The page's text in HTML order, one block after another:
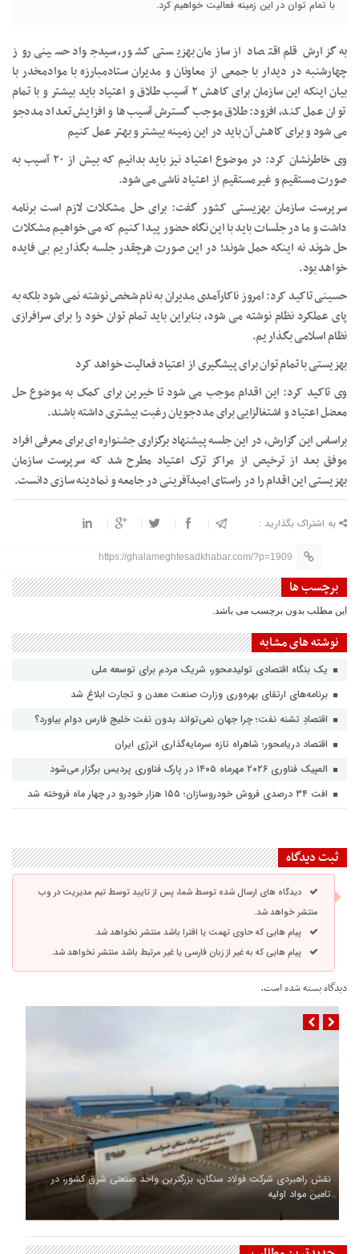
با تمام توان در این زمینه فعالیت خواهیم کرد.
به گزارش قلم اقتصاد از سازمان بهزیستی کشور، سیدجواد حسینی روز
چهارشنبه در دیدار با جمعی از معاونان و مدیران ستادمبارزه با موادمخدر با
بیان اینکه این سازمان برای کاهش ۲ آسیب طلاق و اعتیاد باید بیشتر و با تمام
توان عمل کند، افزود: طلاق موجب گسترش آسیب‌ها و افزایش تعداد مددجو
می شود و برای کاهش آن باید در این زمینه بیشتر و بهتر عمل کنیم
وی خاطرنشان کرد: در موضوع اعتیاد نیز باید بدانیم که بیش از ۲۰ آسیب به
صورت مستقیم و غیرمستقیم از اعتیاد ناشی می شود.
سرپرست سازمان بهزیستی کشور گفت: برای حل مشکلات لازم است برنامه
داشت و ما در جلسات باید با این نگاه حضور پیدا کنیم که می خواهیم مشکلات
حل شوند نه اینکه حمل شوند؛ در این صورت هرچقدر جلسه بگذاریم بی فایده
خواهد بود.
حسینی تاکید کرد: امروز ناکارآمدی مدیران به نام شخص نوشته نمی شود بلکه به
پای عملکرد نظام نوشته می شود، بنابراین باید تمام توان خود را برای سرافرازی
نظام اسلامی بگذاریم.
بهزیستی با تمام توان برای پیشگیری از اعتیاد فعالیت خواهد کرد
وی تاکید کرد: این اقدام موجب می شود تا خیرین برای کمک به موضوع حل
معضل اعتیاد و اشتغالزایی برای مددجویان رغبت بیشتری داشته باشند.
براساس این گزارش، در این جلسه پیشنهاد برگزاری جشنواره ای برای معرفی افراد
موفق بعد از ترخیص از مراکز ترک اعتیاد مطرح شد که سرپرست سازمان
بهزیستی این اقدام را در راستای امیدآفرینی در جامعه و نمادینه سازی دانست.
به اشتراک بگذارید :
https://ghalameghtesadkhabar.com/?p=1909
برچسب ها
این مطلب بدون برچسب می باشد.
نوشته های مشابه
یک بنگاه اقتصادی تولیدمحور، شریک مردم برای توسعه ملی
برنامه‌های ارتقای بهره‌وری وزارت صنعت معدن و تجارت ابلاغ شد
اقتصادِ تشنه‌ نفت؛ چرا جهان نمی‌تواند بدون نفت خلیج فارس دوام بیاورد؟
اقتصاد دریامحور؛ شاهراه تازه سرمایه‌گذاری انرژی ایران
المپیک فناوری ۲۰۲۶ مهرماه ۱۴۰۵ در پارک فناوری پردیس برگزار می‌شود
افت ۳۴ درصدی فروش خودروسازان؛ ۱۵۵ هزار خودرو در چهار ماه فروخته شد
ثبت دیدگاه
دیدگاه های ارسال شده توسط شما، پس از تایید توسط تیم مدیریت در وب
منتشر خواهد شد.
پیام هایی که حاوی تهمت یا افترا باشد منتشر نخواهد شد.
پیام هایی که به غیر از زبان فارسی یا غیر مرتبط باشد منتشر نخواهد شد.
دیدگاه بسته شده است.
نقش راهبردی شرکت فولاد سنگان، بزرگترین واحد صنعتی شرق کشور، در
تامین مواد اولیه